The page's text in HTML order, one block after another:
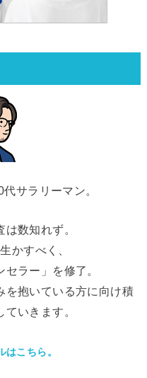
サラリーマン。
数知れず。
かすべく、
ラー」を修了。
を抱いている方に向け積
いきます。
こちら。